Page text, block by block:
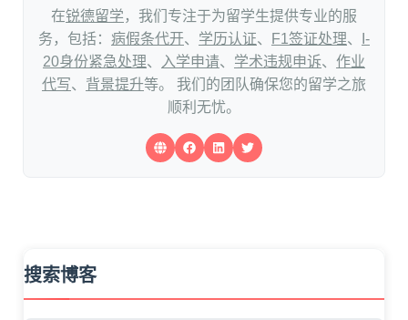
在锐德留学 ，我们专注于为留学生提供专业的服
务，包括： 病假条代开、 学历认证、 F1签证处理、
I-
20身份紧急处理、 入学申请、 学术违规申诉、 作业
代写、 背景提升等。 我们的团队确保您的留学之旅
顺利无忧。
搜索博客